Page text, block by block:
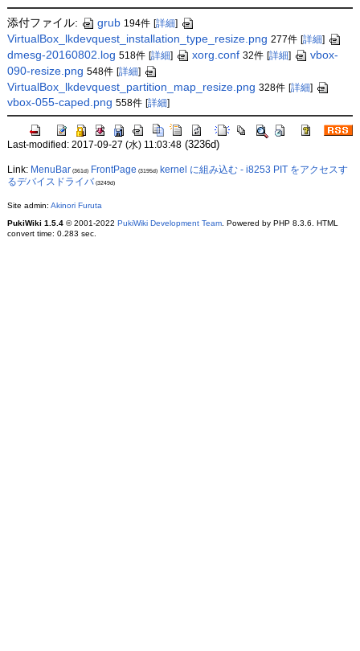
添付ファイル: grub 194件 [詳細]
VirtualBox_lkdevquest_installation_type_resize.png 277件 [詳細]
dmesg-20160802.log 518件 [詳細] xorg.conf 32件 [詳細]
vbox-
090-resize.png 548件 [詳細]
VirtualBox_lkdevquest_partition_map_resize.png 328件 [詳細]
vbox-055-caped.png 558件 [詳細]
Last-modified: 2017-09-27 (水) 11:03:48(3236d)
Link: MenuBar (361d) FrontPage (3195d)
kernel に組み込む - i8253 PIT をアクセスす
るデバイスドライバ(3249d)
Site admin: Akinori Furuta
PukiWiki 1.5.4© 2001-2022 PukiWiki Development Team. Powered by PHP 8.3.6. HTML
convert time: 0.283 sec.